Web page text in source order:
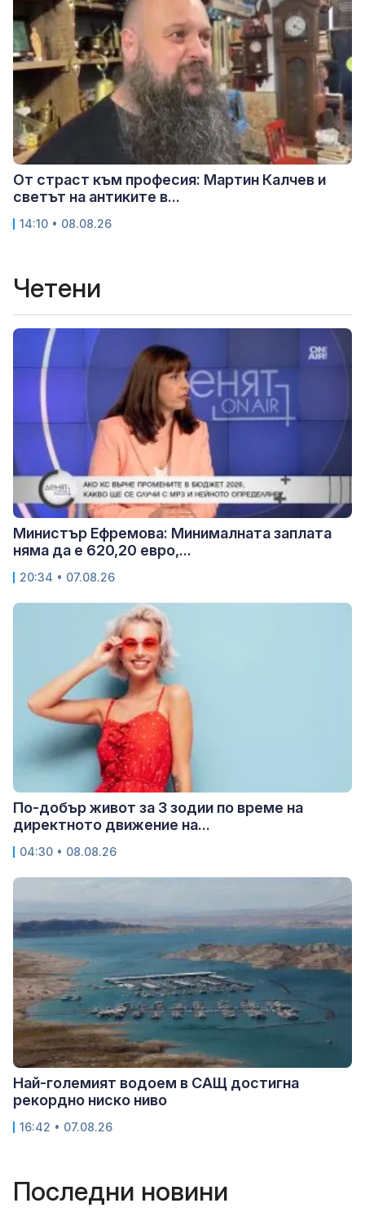
От страст към професия: Мартин Калчев и
светът на антиките в...
14:10 • 08.08.26
Четени
Министър Ефремова: Минималната заплата
няма да е 620,20 евро,...
20:34 • 07.08.26
По-добър живот за 3 зодии по време на
директното движение на...
04:30 • 08.08.26
Най-големият водоем в САЩ достигна
рекордно ниско ниво
16:42 • 07.08.26
Последни новини